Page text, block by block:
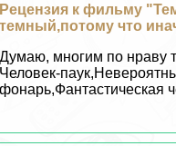
Рецензия к фильму
темный,потому что
Думаю, многим по нраву
Человек-
фонарь,Фантастическая